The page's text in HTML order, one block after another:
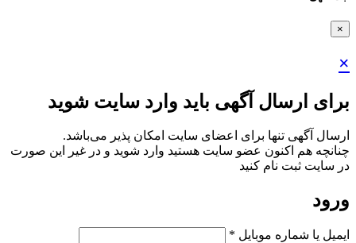
×
×
برای ارسال آگهی باید وارد سایت شوید
ارسال آگهی تنها برای اعضای سایت امکان پذیر می‌باشد.
چنانچه هم‌ اکنون عضو سایت هستید وارد شوید و در غیر این صورت
در سایت ثبت نام کنید
ورود
ایمیل یا شماره موبایل *